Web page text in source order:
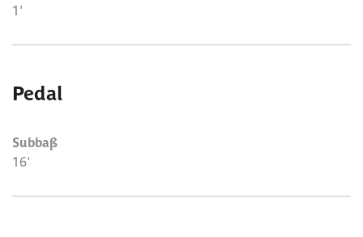
1'
Pedal
Subbaß
16'